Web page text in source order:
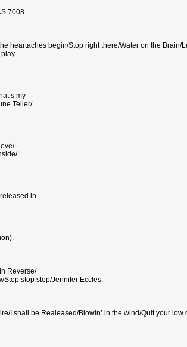
7008.
heartaches begin/Stop right there/Water on the Brain/
my
Teller/
in
Reverse/
Stop stop stop/Jennifer Eccles.
I shall be Realeased/Blowin’ in the wind/Quit your